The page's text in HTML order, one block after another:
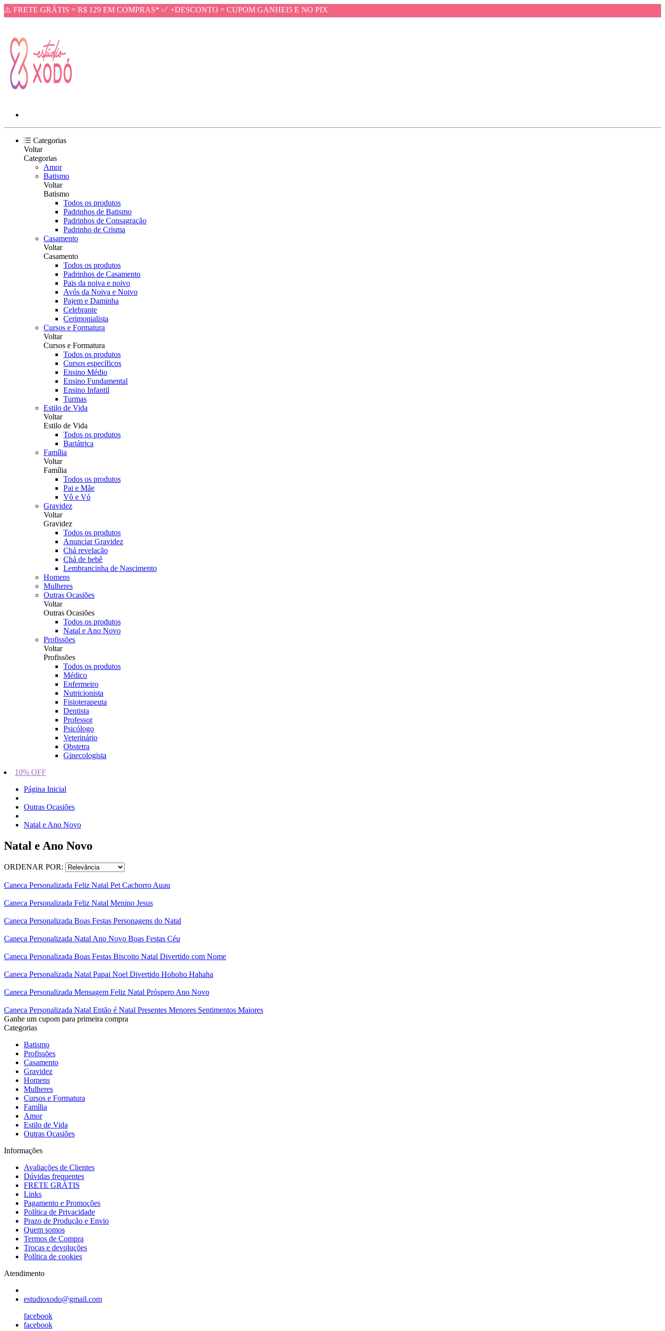
⚠️ FRETE GRÁTIS = R$ 129 EM COMPRAS* ✅ +DESCONTO = CUPOM GANHEI5 E NO PIX
Categorias
Voltar
Categorias
Amor
Batismo
Voltar
Batismo
Todos os produtos
Padrinhos de Batismo
Padrinhos de Consagração
Padrinho de Crisma
Casamento
Voltar
Casamento
Todos os produtos
Padrinhos de Casamento
Pais da noiva e noivo
Avós da Noiva e Noivo
Pajem e Daminha
Celebrante
Cerimonialista
Cursos e Formatura
Voltar
Cursos e Formatura
Todos os produtos
Cursos específicos
Ensino Médio
Ensino Fundamental
Ensino Infantil
Turmas
Estilo de Vida
Voltar
Estilo de Vida
Todos os produtos
Bariátrica
Família
Voltar
Família
Todos os produtos
Pai e Mãe
Vô e Vó
Gravidez
Voltar
Gravidez
Todos os produtos
Anunciar Gravidez
Chá revelação
Chá de bebê
Lembrancinha de Nascimento
Homens
Mulheres
Outras Ocasiões
Voltar
Outras Ocasiões
Todos os produtos
Natal e Ano Novo
Profissões
Voltar
Profissões
Todos os produtos
Médico
Enfermeiro
Nutricionista
Fisioterapeuta
Dentista
Professor
Psicólogo
Veterinário
Obstetra
Ginecologista
10% OFF
Página Inicial
Outras Ocasiões
Natal e Ano Novo
Natal e Ano Novo
ORDENAR POR:
Caneca Personalizada Feliz Natal Pet Cachorro Auau
Caneca Personalizada Feliz Natal Menino Jesus
Caneca Personalizada Boas Festas Personagens do Natal
Caneca Personalizada Natal Ano Novo Boas Festas Céu
Caneca Personalizada Boas Festas Biscoito Natal Divertido com Nome
Caneca Personalizada Natal Papai Noel Divertido Hohoho Hahaha
Caneca Personalizada Mensagem Feliz Natal Próspero Ano Novo
Caneca Personalizada Natal Então é Natal Presentes Menores Sentimentos Maiores
Ganhe um cupom para primeira compra
Categorias
Batismo
Profissões
Casamento
Gravidez
Homens
Mulheres
Cursos e Formatura
Família
Amor
Estilo de Vida
Outras Ocasiões
Informações
Avaliações de Clientes
Dúvidas frequentes
FRETE GRÁTIS
Links
Pagamento e Promoções
Política de Privacidade
Prazo de Produção e Envio
Quem somos
Termos de Compra
Trocas e devoluções
Política de cookies
Atendimento
estudioxodo@gmail.com
facebook
facebook